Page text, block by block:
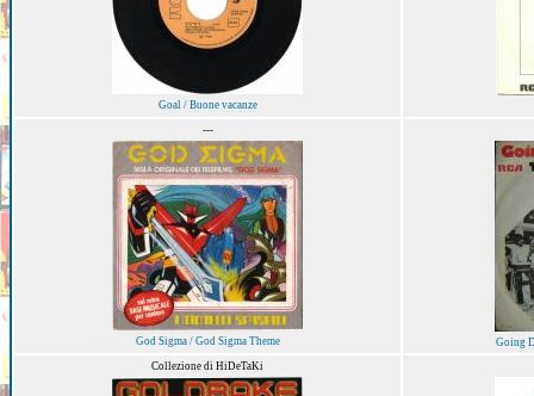
Goal / Buone vacanze
---
God Sigma / God Sigma Theme
Going
Collezione di HiDeTaKi